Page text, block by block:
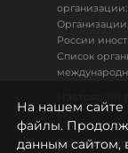
организации:
России
Список
18+
Политика
На нашем сайте
файлы.
данным сайтом,